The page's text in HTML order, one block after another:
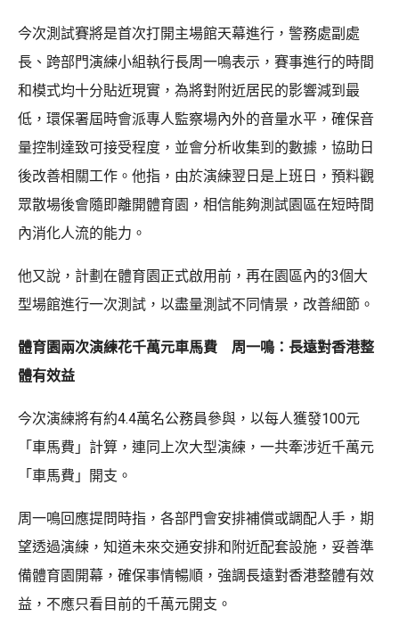
今次測試賽將是首次打開主場館天幕進行，警務處副處
長、跨部門演練小組執行長周一鳴表示，賽事進行的時間
和模式均十分貼近現實，為將對附近居民的影響減到最
低，環保署屆時會派專人監察場內外的音量水平，確保音
量控制達致可接受程度，並會分析收集到的數據，協助日
後改善相關工作。他指，由於演練翌日是上班日，預料觀
眾散場後會隨即離開體育園，相信能夠測試園區在短時間
內消化人流的能力。
他又說，計劃在體育園正式啟用前，再在園區內的3個大
型場館進行一次測試，以盡量測試不同情景，改善細節。
體育園兩次演練花千萬元車馬費 周一鳴：長遠對香港整
體有效益
今次演練將有約4.4萬名公務員參與，以每人獲發100元
「車馬費」計算，連同上次大型演練，一共牽涉近千萬元
「車馬費」開支。
周一鳴回應提問時指，各部門會安排補償或調配人手，期
望透過演練，知道未來交通安排和附近配套設施，妥善準
備體育園開幕，確保事情暢順，強調長遠對香港整體有效
益，不應只看目前的千萬元開支。